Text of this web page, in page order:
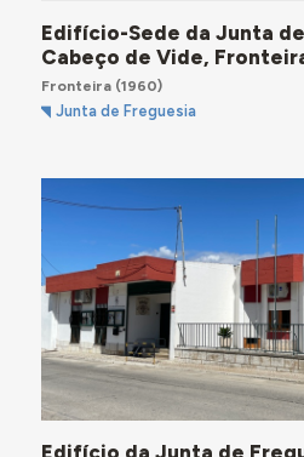
Edifício-Sede da Junta
Cabeço de Vide,
Fronteira(1960)
Junta de Freguesia
Edifício da Junta de